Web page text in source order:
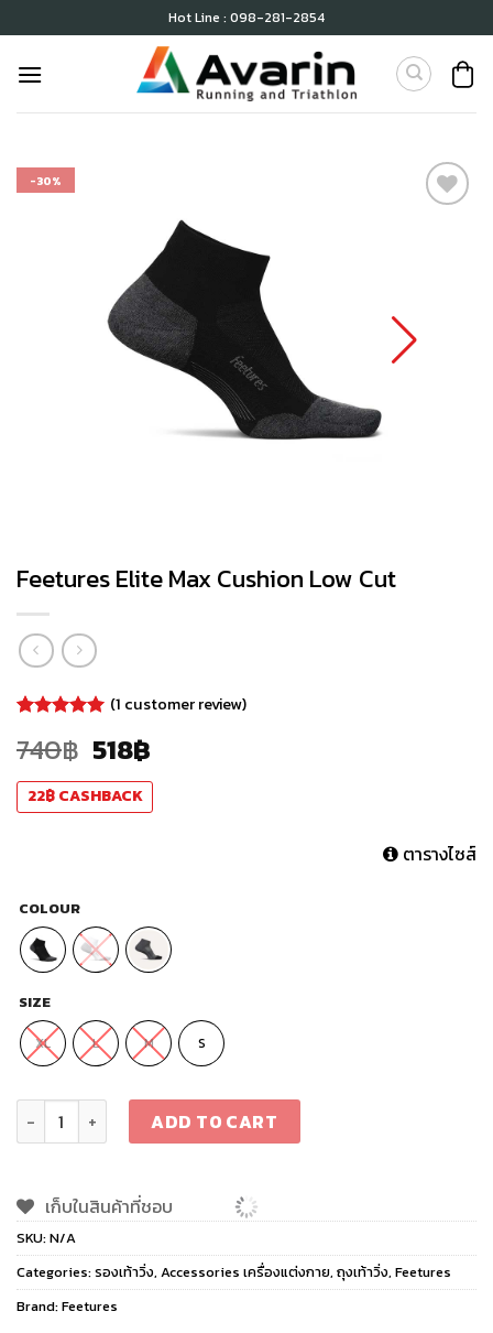
to
content
Hot Line : 098-281-2854
-30%
Feetures Elite Max Cushion Low Cut
out of 5
based on
customer
rating
(1 customer review)
740฿ 518฿
22฿CASHBACK
ตารางไซส์
COLOUR
SIZE
XL L M S
Feetures Elite Max Cushion Low Cut quantity
ADD TO CART
เก็บในสินค้าที่ชอบ
SKU:N/A
Categories:รองเท้าวิ่ง, Accessories เครื่องแต่งกาย, ถุงเท้าวิ่ง, Feetures
Brand:Feetures